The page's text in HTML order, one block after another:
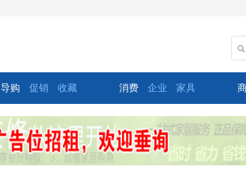
导购 促销 收藏 消费 企业 家具